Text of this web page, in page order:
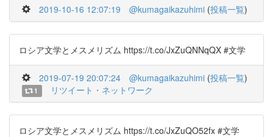
2019-10-16 12:07:19 @kumagaikazuhimi (投稿一覧)
ロシア文学とメスメリズム https://t.co/JxZuQNNqQX #文学
2019-07-19 20:07:24 @kumagaikazuhimi (投稿一覧)
1 リツイート・ネットワーク
ロシア文学とメスメリズム https://t.co/JxZuQO52fx #文学